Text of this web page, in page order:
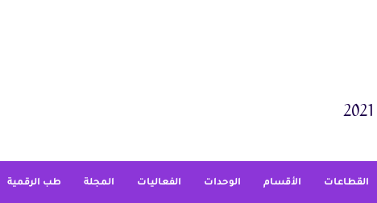
القطاعات الأقسام الوحدات الفعاليات المجلة طب الرقمية